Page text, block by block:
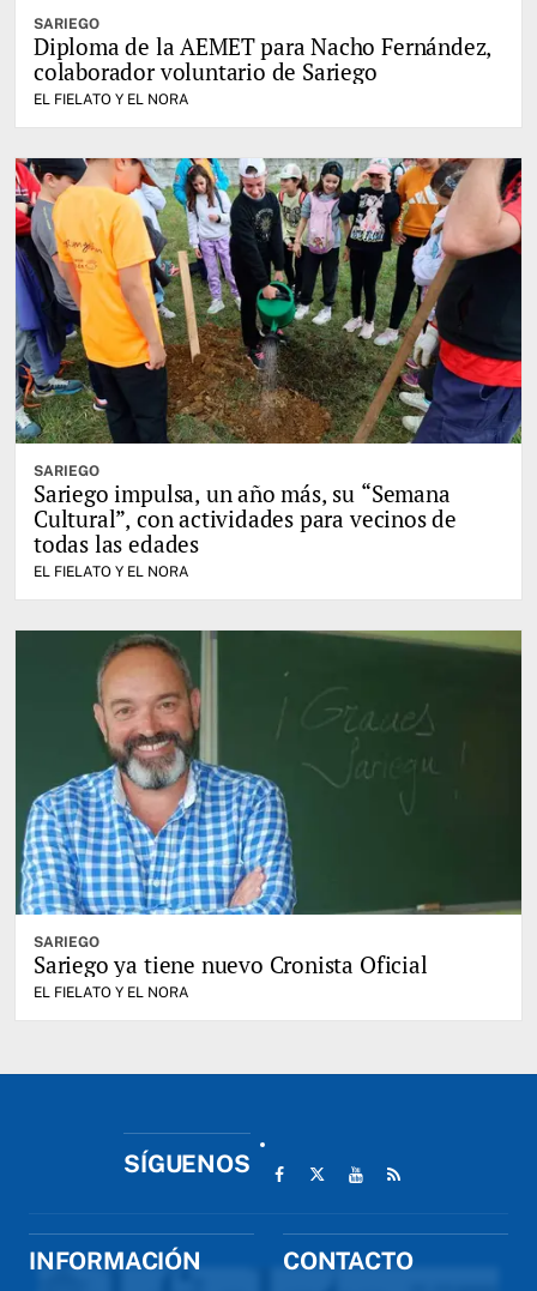
SARIEGO
Diploma de la AEMET para Nacho Fernández,
colaborador voluntario de Sariego
EL FIELATO Y EL NORA
SARIEGO
Sariego impulsa, un año más, su “Semana
Cultural”, con actividades para vecinos de
todas las edades
EL FIELATO Y EL NORA
SARIEGO
Sariego ya tiene nuevo Cronista Oficial
EL FIELATO Y EL NORA
SÍGUENOS
INFORMACIÓN CONTACTO